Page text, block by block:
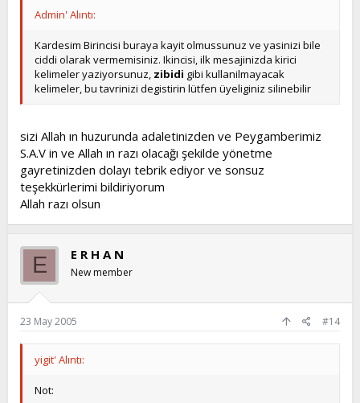
Admin' Alıntı:
Kardesim Birincisi buraya kayit olmussunuz ve yasinizi bile
ciddi olarak vermemisiniz. Ikincisi, ilk mesajinizda kirici
kelimeler yaziyorsunuz, zibidi gibi kullanilmayacak
kelimeler, bu tavrinizi degistirin lütfen üyeliginiz silinebilir
sizi Allah ın huzurunda adaletinizden ve Peygamberimiz
S.A.V in ve Allah ın razı olacağı şekilde yönetme
gayretinizden dolayı tebrik ediyor ve sonsuz
teşekkürlerimi bildiriyorum
Allah razı olsun
E E R H A N
New member
23 May 2005 #14
yigit' Alıntı:
Not: